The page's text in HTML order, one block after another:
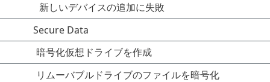
新しいデバイスの追加に失敗
Secure Data
暗号化仮想ドライブを作成
リムーバブルドライブのファイルを暗号化